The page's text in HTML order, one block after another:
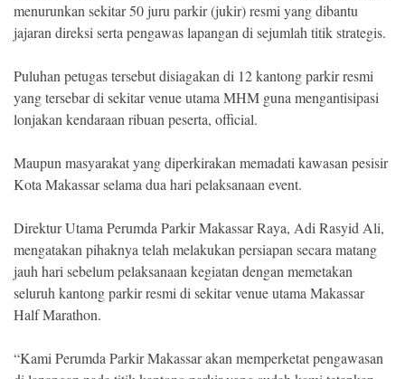
menurunkan sekitar 50 juru parkir (jukir) resmi yang dibantu
jajaran direksi serta pengawas lapangan di sejumlah titik strategis.
Puluhan petugas tersebut disiagakan di 12 kantong parkir resmi
yang tersebar di sekitar venue utama MHM guna mengantisipasi
lonjakan kendaraan ribuan peserta, official.
Maupun masyarakat yang diperkirakan memadati kawasan pesisir
Kota Makassar selama dua hari pelaksanaan event.
Direktur Utama Perumda Parkir Makassar Raya, Adi Rasyid Ali,
mengatakan pihaknya telah melakukan persiapan secara matang
jauh hari sebelum pelaksanaan kegiatan dengan memetakan
seluruh kantong parkir resmi di sekitar venue utama Makassar
Half Marathon.
“Kami Perumda Parkir Makassar akan memperketat pengawasan